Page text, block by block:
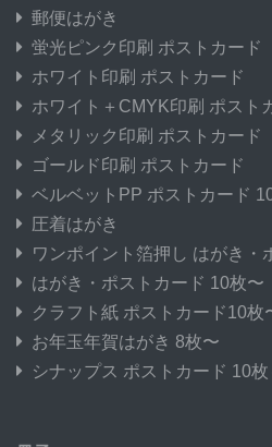
郵便はがき
蛍光ピンク印刷 ポストカード
ホワイト印刷 ポストカード
ホワイト＋CMYK印刷 ポスト
メタリック印刷 ポストカード
ゴールド印刷 ポストカード
ベルベットPP ポストカード
圧着はがき
ワンポイント箔押し はがき・
はがき・ポストカード 10枚〜
クラフト紙 ポストカード10枚
お年玉年賀はがき 8枚〜
シナップス ポストカード 10枚